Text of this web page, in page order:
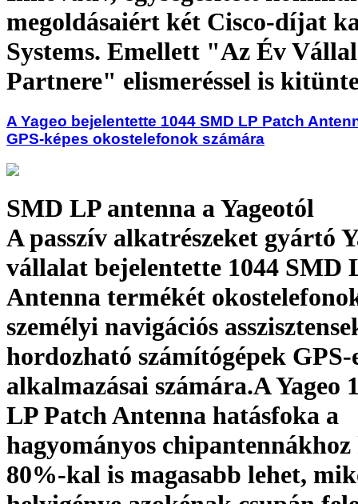
megoldásaiért két Cisco-díjat
Systems. Emellett "Az Év
Partnere" elismeréssel is
A Yageo bejelentette 1044 SMD LP Patch
GPS-képes okostelefonok számára
SMD LP antenna a Yageotól
A passzív alkatrészeket gyártó
vállalat bejelentette 1044 SMD
Antenna termékét
személyi navigációs
hordozható számítógépek GPS-
alkalmazásai számára.A Yageo
LP Patch Antenna hatásfoka a
hagyományos chipantennákhoz
80%-kal is magasabb lehet,